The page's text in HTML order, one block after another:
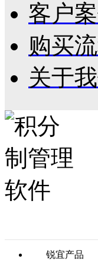
客户
购买
关于
锐宜产品